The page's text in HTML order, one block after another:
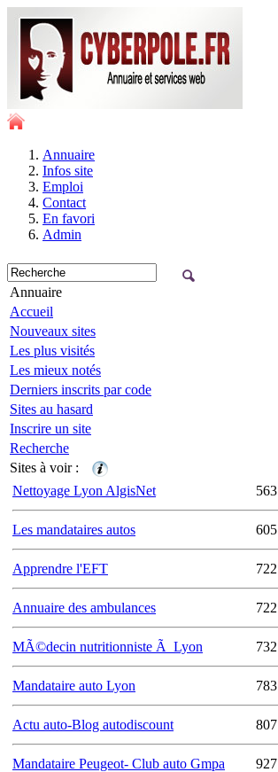
Annuaire
Infos site
Emploi
Contact
En favori
Admin
Annuaire
Accueil
Nouveaux sites
Les plus visités
Les mieux notés
Derniers inscrits par code
Sites au hasard
Inscrire un site
Recherche
Sites à voir :
Nettoyage Lyon AlgisNet
563
Les mandataires autos 605
Apprendre l'EFT 722
Annuaire des ambulances 722
MÃ©decin nutritionniste Ã Lyon 732
Mandataire auto Lyon 783
Actu auto-Blog autodiscount 807
Mandataire Peugeot- Club auto Gmpa 927